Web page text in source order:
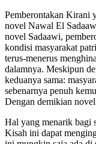
Pemberontakan Kirani
novel Nawal El
novel Sadaawi,
kondisi masyarakat
terus-menerus
dalamnya. Meskipun
keduanya sama:
sebenarnya penuh
Dengan demikian
Hal yang menarik bagi
Kisah ini dapat